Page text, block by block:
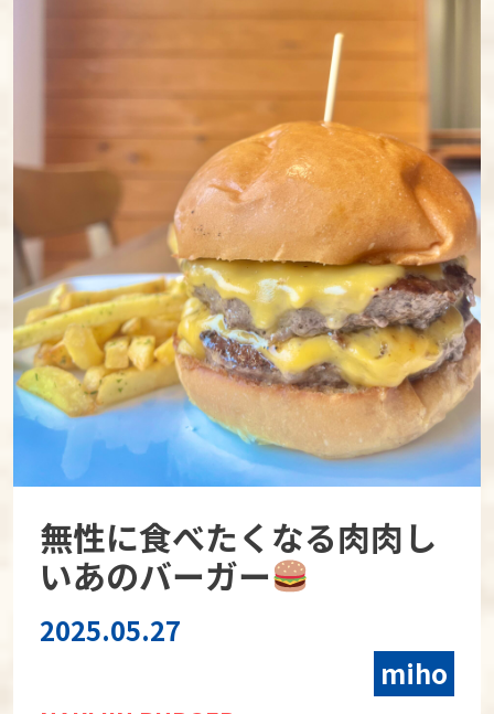
無性に食べたくなる肉肉し
いあのバーガー
2025.05.27
miho